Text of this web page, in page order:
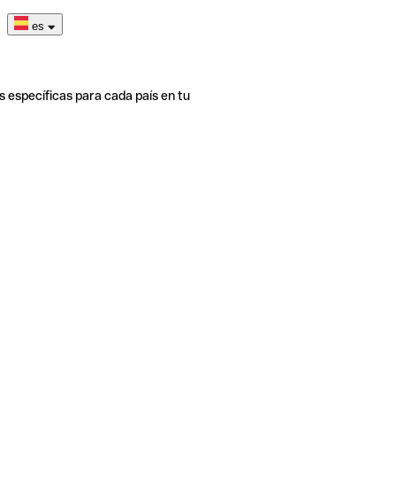
es
específicas para cada país en tu